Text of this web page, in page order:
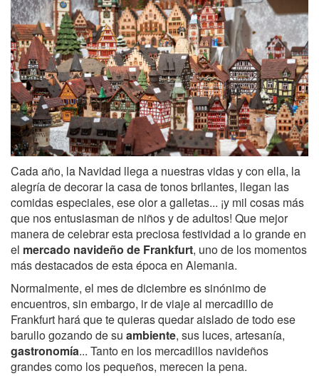
Cada año, la Navidad llega a nuestras vidas y con ella, la
alegría de decorar la casa de tonos brllantes, llegan las
comidas especiales, ese olor a galletas... ¡y mil cosas más
que nos entusiasman de niños y de adultos! Que mejor
manera de celebrar esta preciosa festividad a lo grande en
el mercado navideño de Frankfurt, uno de los momentos
más destacados de esta época en Alemania.
Normalmente, el mes de diciembre es sinónimo de
encuentros, sin embargo, ir de viaje al mercadillo de
Frankfurt hará que te quieras quedar aislado de todo ese
barullo gozando de su ambiente, sus luces, artesanía,
gastronomía... Tanto en los mercadillos navideños
grandes como los pequeños, merecen la pena.